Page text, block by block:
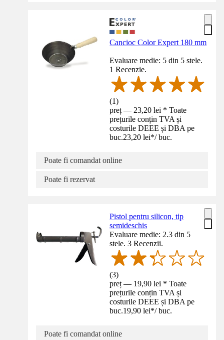
Cancioc Color Expert 180 mm
Evaluare medie: 5 din 5 stele.
1 Recenzie.
(1)
preț — 23,20 lei * Toate
prețurile conțin TVA și
costurile DEEE și DBA pe
buc.23,20 lei*/ buc.
Poate fi comandat online
Poate fi rezervat
Pistol pentru silicon, tip
semideschis
Evaluare medie: 2.3 din 5
stele. 3 Recenzii.
(3)
preț — 19,90 lei * Toate
prețurile conțin TVA și
costurile DEEE și DBA pe
buc.19,90 lei*/ buc.
Poate fi comandat online